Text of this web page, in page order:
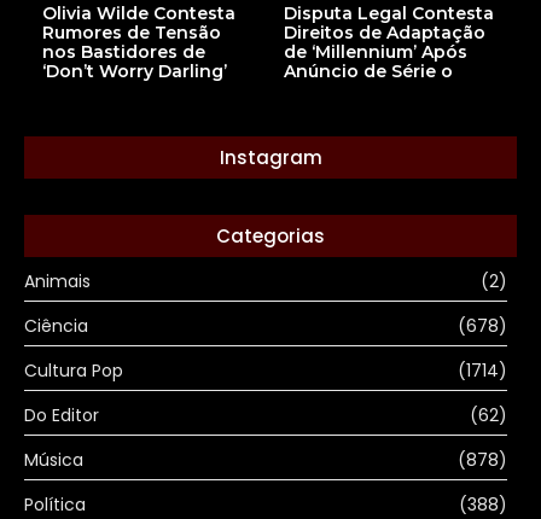
Olivia Wilde Contesta
Rumores de Tensão
nos Bastidores de
‘Don’t Worry Darling’
Disputa Legal Contesta
Direitos de Adaptação
de ‘Millennium’ Após
Anúncio de Série o
Instagram
Categorias
Animais
(2)
Ciência
(678)
Cultura Pop
(1714)
Do Editor
(62)
Música
(878)
Política
(388)